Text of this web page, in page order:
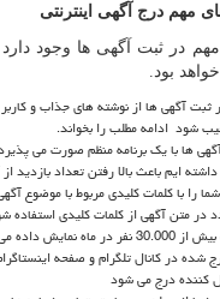
مهم درج آگهی اینترنتی
در ثبت آگهی ها وجود
بود.
آگهي ها از نوشته های جذاب و
شود ادامه مطلب را بخواند.
ها با يك برنامه منظم صورت می
ایم باعث بالا رفتن تعداد بازديد
را با کلمات کلیدی مربوط با موضوع
در متن آگهی از کلمات کلیدی استفاده
نمایش داده می شود
شده در کانال تلگرام و صفحه
کننده درج می شود